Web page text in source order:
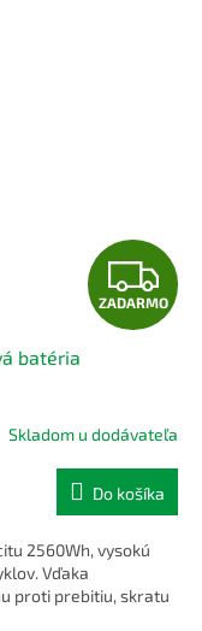
Z
A
A
R
M
O
ZADARMO
batéria
Skladom u dodávateľa
Do košíka
2560Wh, vysokú
Vďaka
proti prebitiu, skratu